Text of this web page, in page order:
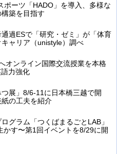
ポーツ「HADO」を導入、多様な
築を目指す
過ESで「研究・ゼミ」が「体育
ャリア（unistyle）調べ
オンライン国際交流授業を本格
力強化
展」8/6-11に日本橋三越で開
の工夫を紹介
グラム「つくばまるごとLAB」
かす〜第1回イベントを8/29に開